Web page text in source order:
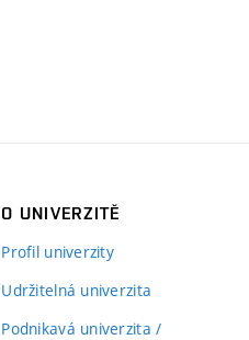
O UNIVERZITĚ
Profil univerzity
Udržitelná univerzita
Podnikavá univerzita /